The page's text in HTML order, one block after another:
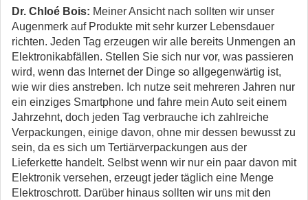
Dr. Chloé Bois: Meiner Ansicht nach sollten wir unser
Augenmerk auf Produkte mit sehr kurzer Lebensdauer
richten. Jeden Tag erzeugen wir alle bereits Unmengen an
Elektronikabfällen. Stellen Sie sich nur vor, was passieren
wird, wenn das Internet der Dinge so allgegenwärtig ist,
wie wir dies anstreben. Ich nutze seit mehreren Jahren nur
ein einziges Smartphone und fahre mein Auto seit einem
Jahrzehnt, doch jeden Tag verbrauche ich zahlreiche
Verpackungen, einige davon, ohne mir dessen bewusst zu
sein, da es sich um Tertiärverpackungen aus der
Lieferkette handelt. Selbst wenn wir nur ein paar davon mit
Elektronik versehen, erzeugt jeder täglich eine Menge
Elektroschrott. Darüber hinaus sollten wir uns mit den